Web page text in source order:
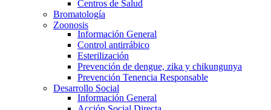
Centros de Salud
Bromatología
Zoonosis
Información General
Control antirrábico
Esterilización
Prevención de dengue, zika y chikungunya
Prevención Tenencia Responsable
Desarrollo Social
Información General